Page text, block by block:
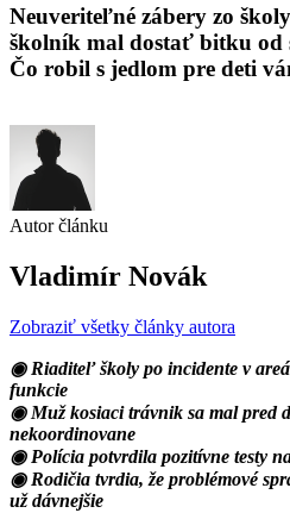
Neuveriteľné zábery zo
školník mal dostať bitku od
Čo robil s jedlom pre deti
Autor článku
Vladimír Novák
Zobraziť všetky články autora
◉ Riaditeľ školy po incidente v
funkcie
◉ Muž kosiaci trávnik sa mal pred
nekoordinovane
◉ Polícia potvrdila pozitívne testy
◉ Rodičia tvrdia, že problémové
už dávnejšie